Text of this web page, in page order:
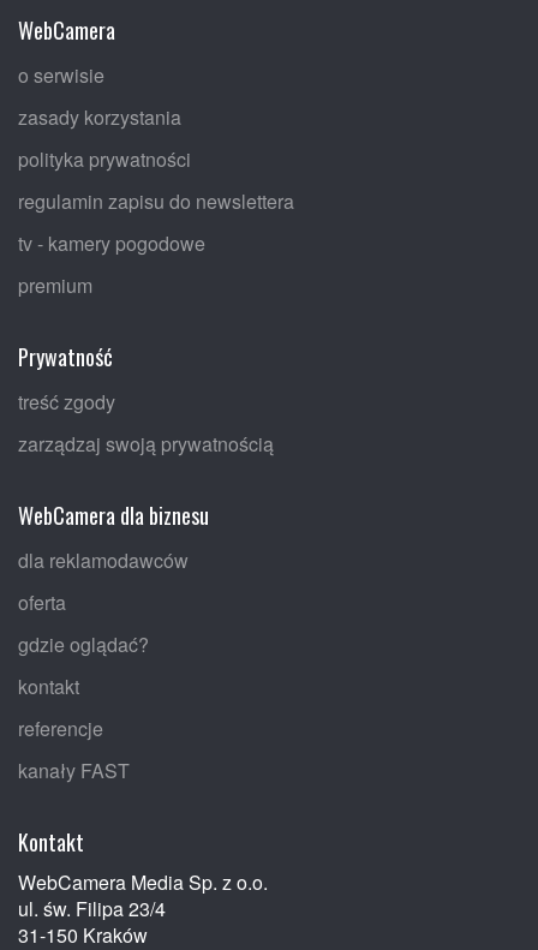
WebCamera
o serwisie
zasady korzystania
polityka prywatności
regulamin zapisu do newslettera
tv - kamery pogodowe
premium
Prywatność
treść zgody
zarządzaj swoją prywatnością
WebCamera dla biznesu
dla reklamodawców
oferta
gdzie oglądać?
kontakt
referencje
kanały FAST
Kontakt
WebCamera Media Sp. z o.o.
ul. św. Filipa 23/4
31-150 Kraków